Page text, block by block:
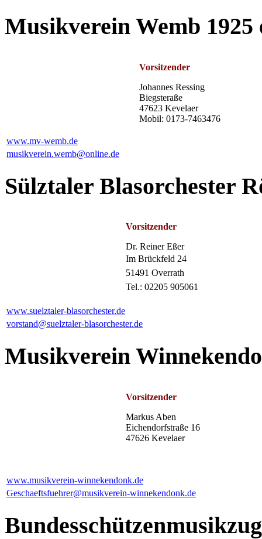
Musikverein Wemb 1925
Vorsitzender
Johannes Ressing
Biegsteraße
47623 Kevelaer
Mobil: 0173-7463476
www.mv-wemb.de
musikverein.wemb@online.de
Sülztaler Blasorchester
Vorsitzender
Dr. Reiner Eßer
Im Brückfeld 24
51491 Overrath
Tel.: 02205 905061
www.suelztaler-blasorchester.de
vorstand@suelztaler-blasorchester.de
Musikverein
Vorsitzender
Markus Aben
Eichendorfstraße 16
47626 Kevelaer
www.musikverein-winnekendonk.de
Geschaeftsfuehrer@musikverein-winnekendonk.de